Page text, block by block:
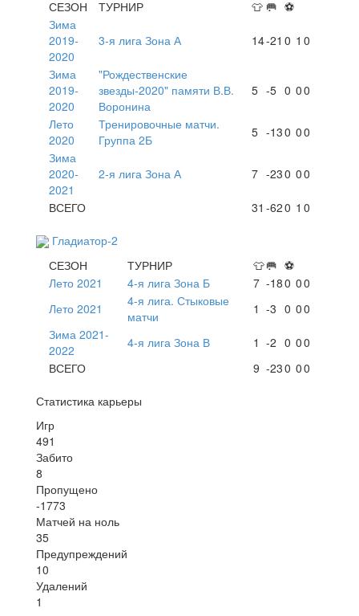
СЕЗОН ТУРНИР 👕 🥅 ⚽
Зима
2019-
2020
3-я лига Зона А 14-21 0 1 0
Зима
2019-
2020
"Рождественские
звезды-2020" памяти В.В.
Воронина
5 -5 0 00
Лето
2020
Тренировочные матчи.
Группа 2Б
5 -130 00
Зима
2020-
2021
2-я лига Зона А 7 -230 00
ВСЕГО 31 -620 1 0
Гладиатор-2
СЕЗОН
ТУРНИР 👕🥅 ⚽
Лето 2021
4-я лига Зона Б 7 -180 00
Лето 2021
4-я лига. Стыковые
матчи
1 -3 0 00
Зима 2021-
2022
4-я лига Зона В 1 -2 0 00
ВСЕГО
9 -230 00
Статистика карьеры
Игр
491
Забито
8
Пропущено
-1773
Матчей на ноль
35
Предупреждений
10
Удалений
1